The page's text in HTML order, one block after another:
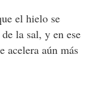
el hielo se
la sal, y en ese
acelera aún más